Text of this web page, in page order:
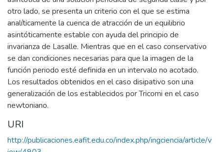
otro lado, se presenta un criterio con el que se estima
analíticamente la cuenca de atracción de un equilibrio
asintóticamente estable con ayuda del principio de
invarianza de Lasalle. Mientras que en el caso conservativo
se dan condiciones necesarias para que la imagen de la
función periodo esté definida en un intervalo no acotado.
Los resultados obtenidos en el caso disipativo son una
generalización de los establecidos por Tricomi en el caso
newtoniano.
URI
http://publicaciones.eafit.edu.co/index.php/ingciencia/article/v